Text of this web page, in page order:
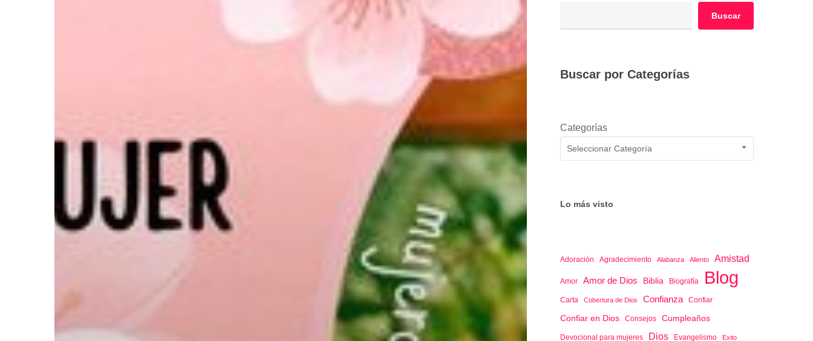
Buscar
Buscar por Categorías
Categorías
Seleccionar Categoría
Lo más visto
Adoración Agradecimiento Alabanza Aliento Amistad
Amor Amor de Dios Biblia Biografía Blog
Carta Cobertura de Dios Confianza Confiar
Confiar en Dios Consejos Cumpleaños
Devocional para mujeres Dios Evangelismo Exito